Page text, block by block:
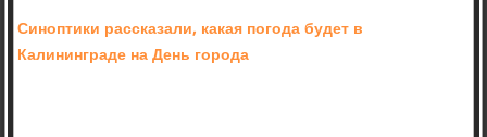
Синоптики рассказали, какая погода будет в
Калининграде на День города